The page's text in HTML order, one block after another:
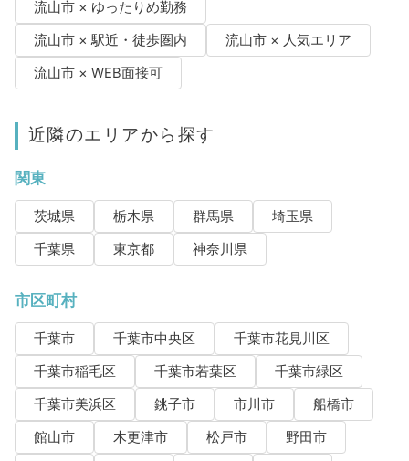
流山市 × ゆったりめ勤務
流山市 × 駅近・徒歩圏内
流山市 × 人気エリア
流山市 × WEB面接可
近隣のエリアから探す
関東
茨城県 栃木県 群馬県
埼玉県
千葉県
東京都 神奈川県
市区町村
千葉市 千葉市中央区
千葉市花見川区
千葉市稲毛区
千葉市若葉区
千葉市緑区
千葉市美浜区
銚子市 市川市
船橋市
館山市
木更津市 松戸市
野田市